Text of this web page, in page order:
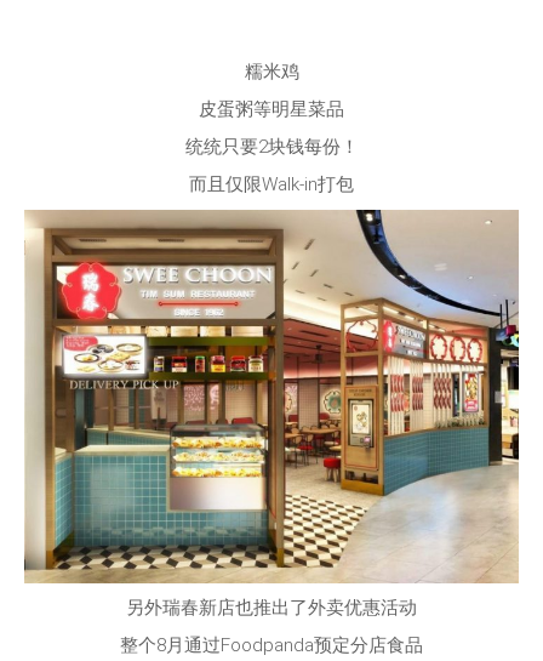
糯米鸡
皮蛋粥等明星菜品
统统只要2块钱每份！
而且仅限Walk-in打包
另外瑞春新店也推出了外卖优惠活动
整个8月通过Foodpanda预定分店食品